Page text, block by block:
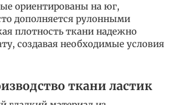
ориентированы на юг,
дополняется рулонными
плотность ткани надежно
создавая необходимые условия
ткани ластик